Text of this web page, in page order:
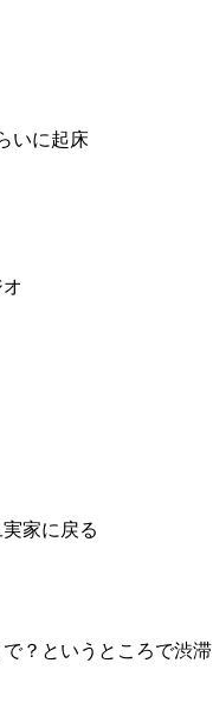
いに起床
家に戻る
？というところで渋滞